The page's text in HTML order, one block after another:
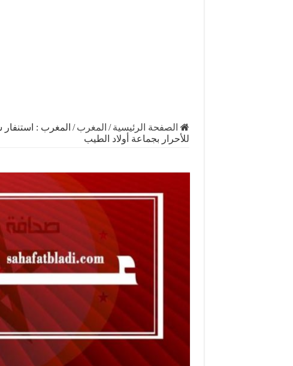
الصفحة الرئيسية / المغرب / المغرب :
للأحرار بجماعة أولاد الطيب